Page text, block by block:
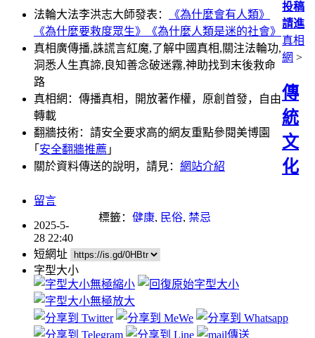
法輪大法李洪志大師發表：
《為什麼會有人類》
《為什麼要救度眾生》
《為什麼人類是迷的社會》
真相廣傳播,誅謊言紅魔,了解中國真相,關注法輪功,
洞悉人生真諦,良知善念破迷霧,神助找到末後救命
路
真相網：傳播真相，開放著作權，原創首發，自由
轉載
翻牆技術：請安全要求高的網友重點參閱美博園
｢ 安全翻牆推薦 ｣
關於資料傳送的說明，請見： 網站介紹
投稿
請進
真相
網 >
傳
統
文
化
留言
標籤： 健康, 民俗, 禁忌
2025-5-
28 22:40
短網址
字型大小